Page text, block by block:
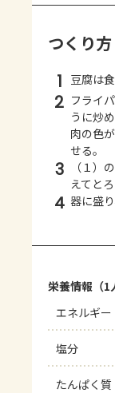
つくり方
1 豆腐は
2 フライ
うに炒め
肉の色
せる。
3 （１）
えてと
4 器に盛
栄養情報（1
エネルギー
塩分
たんぱく質